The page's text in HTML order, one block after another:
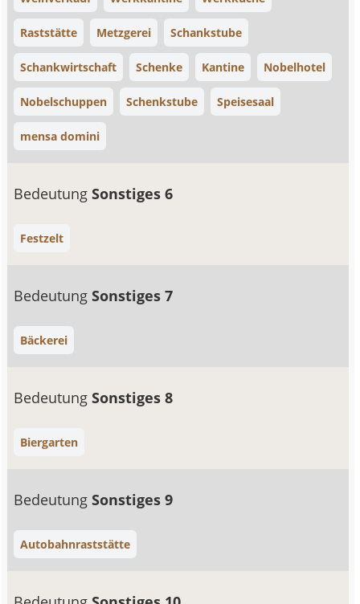
Raststätte Metzgerei Schankstube
Schankwirtschaft Schenke Kantine Nobelhotel
Nobelschuppen Schenkstube Speisesaal
mensa domini
BedeutungSonstiges 6
Festzelt
BedeutungSonstiges 7
Bäckerei
BedeutungSonstiges 8
Biergarten
BedeutungSonstiges 9
Autobahnraststätte